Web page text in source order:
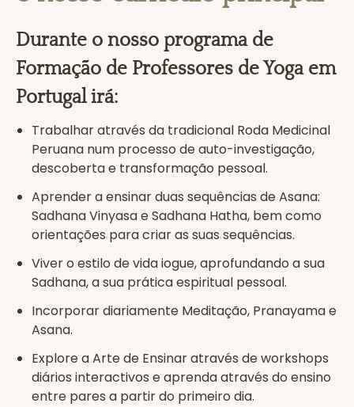
Durante o nosso programa de
Formação de Professores de Yoga em
Portugal irá:
Trabalhar através da tradicional Roda Medicinal
Peruana num processo de auto-investigação,
descoberta e transformação pessoal.
Aprender a ensinar duas sequências de Asana:
Sadhana Vinyasa e Sadhana Hatha, bem como
orientações para criar as suas sequências.
Viver o estilo de vida iogue, aprofundando a sua
Sadhana, a sua prática espiritual pessoal.
Incorporar diariamente Meditação, Pranayama e
Asana.
Explore a Arte de Ensinar através de workshops
diários interactivos e aprenda através do ensino
entre pares a partir do primeiro dia.